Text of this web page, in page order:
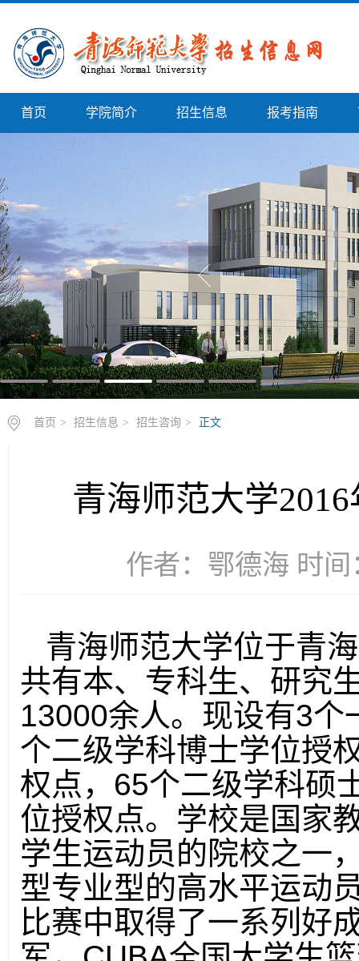
首页 学院简介 招生信息 报考指南
首页 > 招生信息 > 招生咨询 > 正文
青海师范大学
作者：鄂德海 时间
青海师范大学位于青
共有本、专科生、研究
13000余人。现设有3个
个二级学科博士学位授
权点， 65个二级学科硕
位授权点。学校是国家
学生运动员的院校之一
型专业型的高水平运动
比赛中取得了一系列好